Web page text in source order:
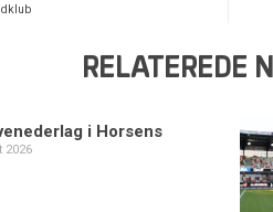
RELATEREDE
i Horsens
2026